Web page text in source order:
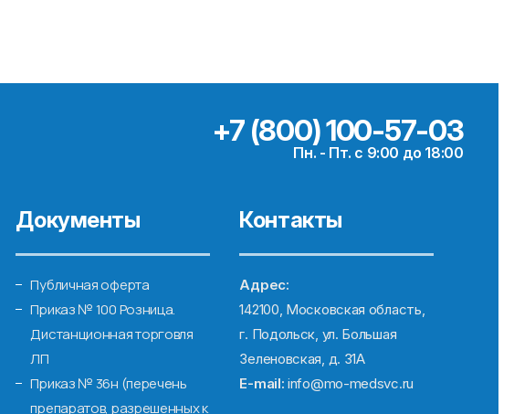
+7 (800) 100-57-03
Пн. - Пт. с 9:00 до 18:00
Документы
Публичная оферта
Приказ № 100 Розница.
Дистанционная торговля
ЛП
Приказ № 36н (перечень
препаратов, разрешенных к
Контакты
Адрес:
142100, Московская область,
г. Подольск, ул. Большая
Зеленовская, д. 31А
E-mail: info@mo-medsvc.ru